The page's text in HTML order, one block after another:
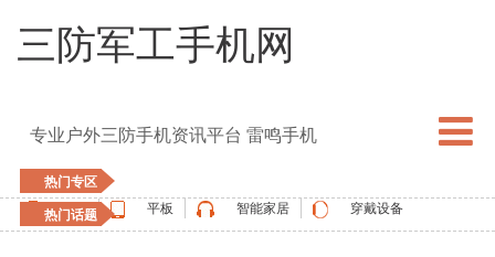
三防军工手机网
专业户外三防手机资讯平台 雷鸣手机
热门专区
手机
平板 智能家居 穿戴设备
热门话题